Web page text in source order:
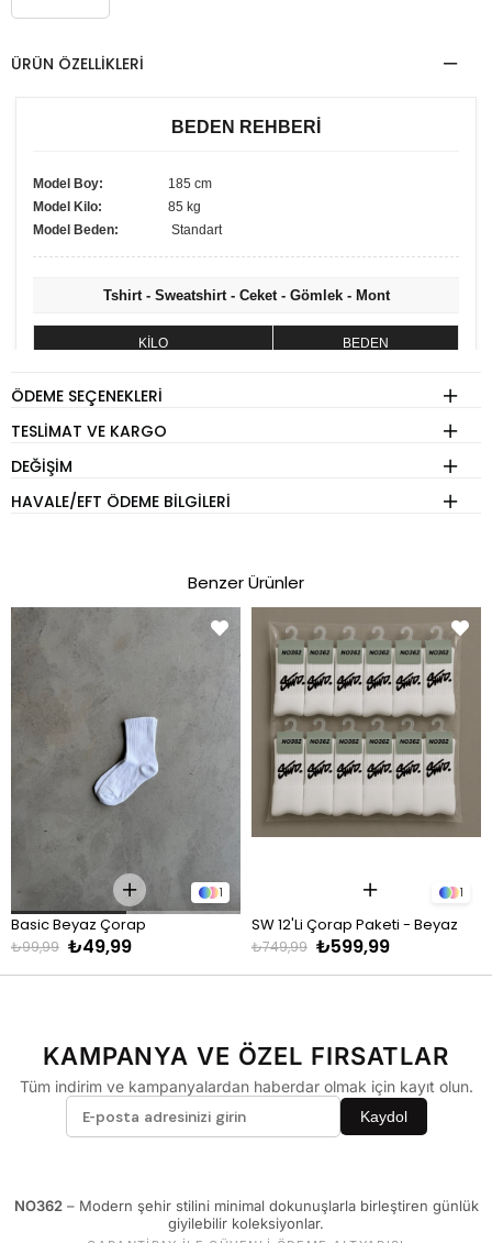
ÜRÜN ÖZELLIKLERI
BEDEN REHBERİ
Model Boy:
185 cm
Model Kilo:
85 kg
Model Beden:
Standart
Tshirt - Sweatshirt - Ceket - Gömlek - Mont
KİLO BEDEN
M
L
90 - 110 kg XL
Pantolon
60 - 65 kg
66 - 71 kg
72 - 77 kg 31
78 - 82 kg 32
94 - 110 kg 36
ÖDEME SEÇENEKLERI
TESLIMAT VE KARGO
DEĞIŞIM
HAVALE/EFT ÖDEME BILGILERI
Benzer Ürünler
1
Basic Beyaz Çorap
₺49,99
₺99,99
1
SW 12'Li Çorap Paketi - Beyaz
₺599,99
₺749,99
KAMPANYA VE ÖZEL FIRSATLAR
Tüm indirim ve kampanyalardan haberdar olmak için kayıt olun.
Kaydol
NO362 – Modern şehir stilini minimal dokunuşlarla birleştiren günlük
giyilebilir koleksiyonlar.